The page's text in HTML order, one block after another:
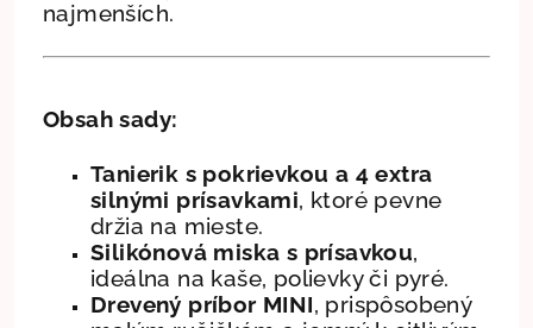
najmenších.
Obsah sady:
Tanierik s pokrievkou a 4 extra
silnými prísavkami, ktoré pevne
držia na mieste.
Silikónová miska s prísavkou,
ideálna na kaše, polievky či pyré.
Drevený príbor MINI, prispôsobený